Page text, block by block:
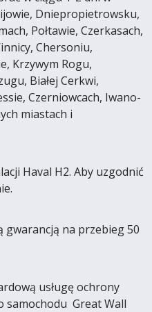
Dniepropietrowsku,
Połtawie, Czerkasach,
Chersoniu,
Krzywym Rogu,
Białej Cerkwi,
Czerniowcach, Iwano-
miastach i
Haval H2. Aby uzgodnić
na przebieg 50
usługę ochrony
samochodu Great Wall